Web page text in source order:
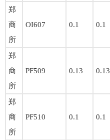
郑
商
所
OI607 0.1 0.1
郑
商
所
PF509 0.13 0.13
郑
商
所
PF510 0.1 0.1